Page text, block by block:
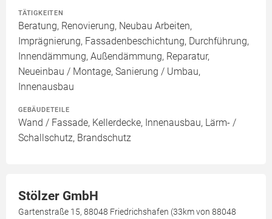
TÄTIGKEITEN
Beratung, Renovierung, Neubau Arbeiten,
Imprägnierung, Fassadenbeschichtung, Durchführung,
Innendämmung, Außendämmung, Reparatur,
Neueinbau / Montage, Sanierung / Umbau,
Innenausbau
GEBÄUDETEILE
Wand / Fassade, Kellerdecke, Innenausbau, Lärm- /
Schallschutz, Brandschutz
Stölzer GmbH
Gartenstraße 15, 88048 Friedrichshafen (33km von 88048